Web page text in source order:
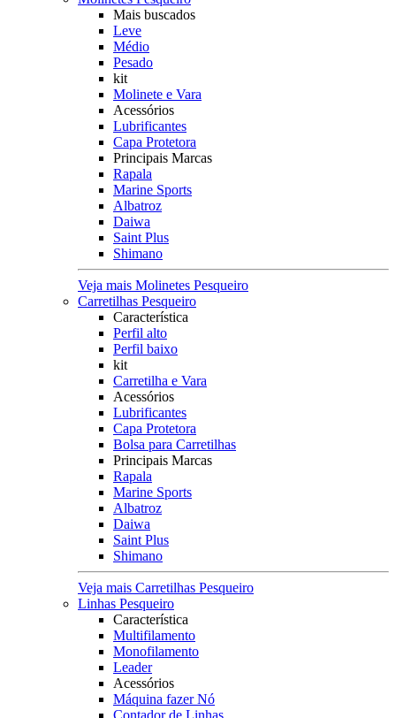
Mais buscados
Leve
Médio
Pesado
kit
Molinete e Vara
Acessórios
Lubrificantes
Capa Protetora
Principais Marcas
Rapala
Marine Sports
Albatroz
Daiwa
Saint Plus
Shimano
Veja mais Molinetes Pesqueiro
Carretilhas Pesqueiro
Característica
Perfil alto
Perfil baixo
kit
Carretilha e Vara
Acessórios
Lubrificantes
Capa Protetora
Bolsa para Carretilhas
Principais Marcas
Rapala
Marine Sports
Albatroz
Daiwa
Saint Plus
Shimano
Veja mais Carretilhas Pesqueiro
Linhas Pesqueiro
Característica
Multifilamento
Monofilamento
Leader
Acessórios
Máquina fazer Nó
Contador de Linhas